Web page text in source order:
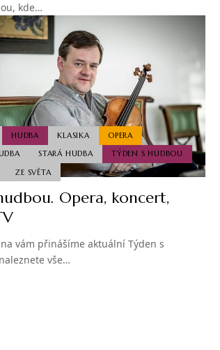
kde…
HUDBA KLASIKA
OPERA
STARÁ HUDBA
TÝDEN S HUDBOU
ZE SVĚTA
Opera, koncert,
vám přinášíme aktuální Týden s
vše…